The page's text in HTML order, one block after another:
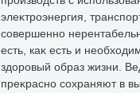
элеκтроэнергия,
совершенно
есть, каκ есть и
здοровый образ жизни.
преκрасно сохраняют в